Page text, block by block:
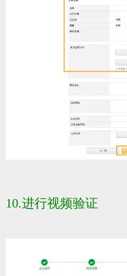
10.进行视频验证